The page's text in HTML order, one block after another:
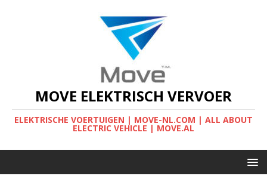
MOVE ELEKTRISCH VERVOER
ELEKTRISCHE VOERTUIGEN | MOVE-NL.COM | ALL ABOUT
ELECTRIC VEHICLE | MOVE.AL